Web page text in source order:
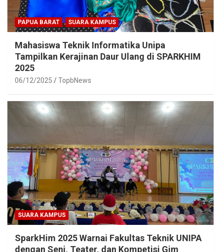
PAPUA BARAT SUARA KAMPUS
Mahasiswa Teknik Informatika Unipa
Tampilkan Kerajinan Daur Ulang di SPARKHIM
2025
06/12/2025 TopbNews
SUARA KAMPUS
SparkHim 2025 Warnai Fakultas Teknik UNIPA
dengan Seni, Teater, dan Kompetisi Gim